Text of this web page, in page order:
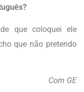
que coloquei ele
que não pretendo
Com GE